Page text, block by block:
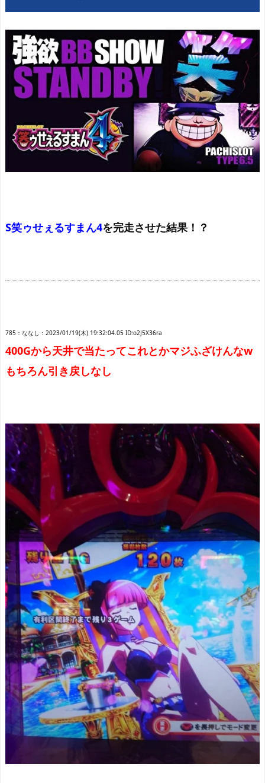
S笑ゥせぇるすまん4を完走させた結果！？
785：ななし：2023/01/19(木) 19:32:04.05 ID:o2J5X36ra
400Gから天井で当たってこれとかマジふざけんなw
もちろん引き戻しなし